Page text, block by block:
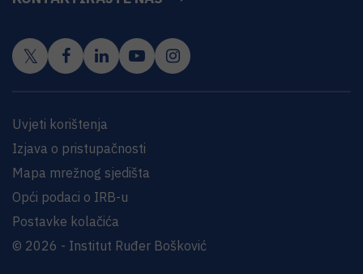
Uvjeti korištenja
Izjava o pristupačnosti
Mapa mrežnog sjedišta
Opći podaci o IRB-u
Postavke kolačića
© 2026 - Institut Ruđer Bošković